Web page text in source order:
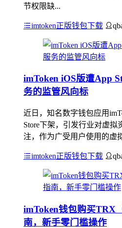
节权限缺...
imtoken正版钱包下载
imToken iOS版遭App
务的监管风向标
近日，知名数字钱包应用
Store下架，引发行业对虚
注，作为广受用户使用的虚
imtoken正版钱包下载
imToken钱包购买TRX
南，新手零门槛操作